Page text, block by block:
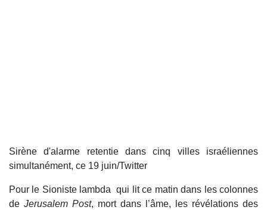
Sirène d'alarme retentie dans cinq villes israéliennes
simultanément, ce 19 juin/Twitter
Pour le Sioniste lambda qui lit ce matin dans les colonnes
de Jerusalem Post, mort dans l’âme, les révélations des